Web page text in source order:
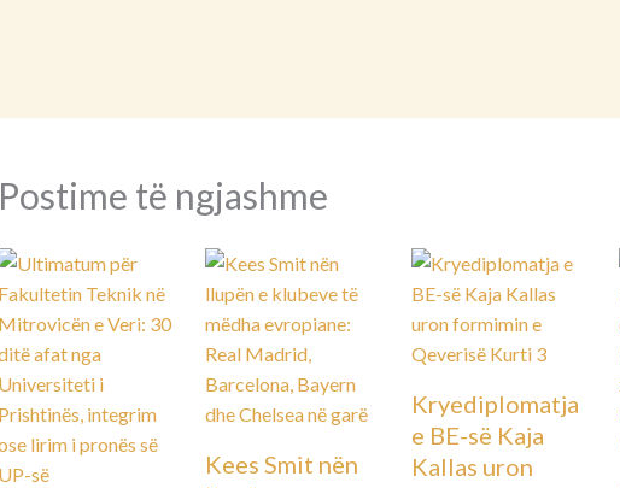
Postime të ngjashme
Kees Smit nën
Kryediplomatja
e BE-së Kaja
Kallas uron